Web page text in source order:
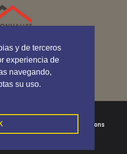
y de terceros
experiencia de
navegando,
su uso.
reservats
de privacitat Termes i Condicions